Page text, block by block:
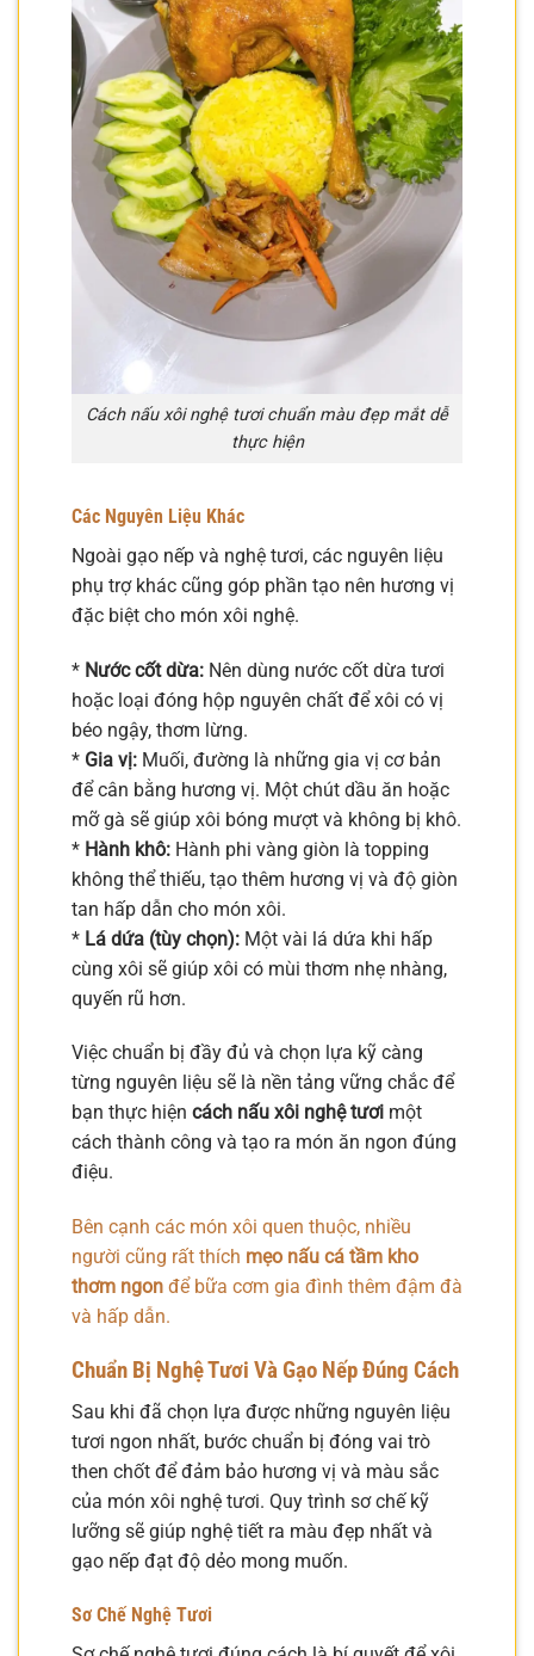
Cách nấu xôi nghệ tươi chuẩn màu đẹp mắt dễ
thực hiện
Các Nguyên Liệu Khác
Ngoài gạo nếp và nghệ tươi, các nguyên liệu
phụ trợ khác cũng góp phần tạo nên hương vị
đặc biệt cho món xôi nghệ.
* Nước cốt dừa: Nên dùng nước cốt dừa tươi
hoặc loại đóng hộp nguyên chất để xôi có vị
béo ngậy, thơm lừng.
* Gia vị: Muối, đường là những gia vị cơ bản
để cân bằng hương vị. Một chút dầu ăn hoặc
mỡ gà sẽ giúp xôi bóng mượt và không bị khô.
* Hành khô: Hành phi vàng giòn là topping
không thể thiếu, tạo thêm hương vị và độ giòn
tan hấp dẫn cho món xôi.
* Lá dứa (tùy chọn): Một vài lá dứa khi hấp
cùng xôi sẽ giúp xôi có mùi thơm nhẹ nhàng,
quyến rũ hơn.
Việc chuẩn bị đầy đủ và chọn lựa kỹ càng
từng nguyên liệu sẽ là nền tảng vững chắc để
bạn thực hiện cách nấu xôi nghệ tươi một
cách thành công và tạo ra món ăn ngon đúng
điệu.
Bên cạnh các món xôi quen thuộc, nhiều
người cũng rất thích mẹo nấu cá tầm kho
thơm ngon để bữa cơm gia đình thêm đậm đà
và hấp dẫn.
Chuẩn Bị Nghệ Tươi Và Gạo Nếp Đúng Cách
Sau khi đã chọn lựa được những nguyên liệu
tươi ngon nhất, bước chuẩn bị đóng vai trò
then chốt để đảm bảo hương vị và màu sắc
của món xôi nghệ tươi. Quy trình sơ chế kỹ
lưỡng sẽ giúp nghệ tiết ra màu đẹp nhất và
gạo nếp đạt độ dẻo mong muốn.
Sơ Chế Nghệ Tươi